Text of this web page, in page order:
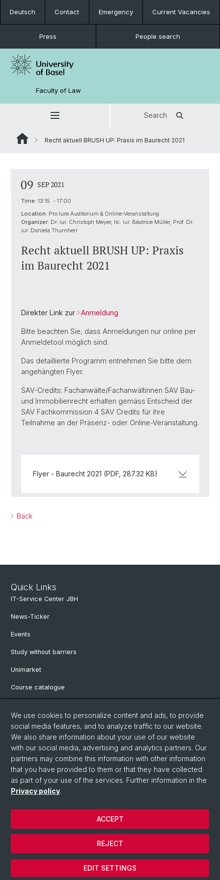
Deutsch Contact Emergency Current Vacancies
Press People search
Faculty of Law
Search
Recht aktuell BRUSH UP: Praxis im Baurecht 2021
09 SEP 2021
Time: 13:15 - 17:00
Location: Pro Iure Auditorium & Online-Veranstaltung
Organizer: Dr. iur. Christoph Meyer, lic. iur. Béatrice Müller, Prof. Dr.
iur. Daniela Thurnherr
Recht aktuell BRUSH UP: Praxis
im Baurecht 2021
Direkter Link zur Anmeldung
Bitte beachten Sie, dass Anmeldungen nur online per
Anmeldetool möglich sind.
Das detaillierte Programm entnehmen Sie bitte dem
angehängten Flyer.
SAV-Credits: Fachanwälte/Fachanwältinnen SAV Bau-
und Immobilienrecht erhalten gemäss Entscheid der
SAV Fachkommission 4 SAV Credits für ihre
Teilnahme an der Präsenz- oder Online-Veranstaltung.
Flyer - Baurecht 2021 (PDF, 287.32 KB)
Back
Quick Links
IT-Service Center JBH
News-Ticker
Events
Study without barriers
Unimarket
Course catalogue
Social Media
Instagram
LinkedIn
We use cookies to personalize content and ads, to provide
social media features, and to analyze traffic to our website.
We also share information about your use of our website
with our social media, advertising and analytics partners. Our
partners may combine this information with other information
that you have provided to them or that they have collected
as part of your use of the services. Further information in the
Privacy policy.
EDIT SETTINGS
REJECT
ACCEPT